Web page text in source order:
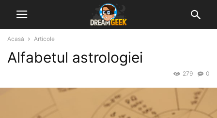
Acasă Articole
Alfabetul astrologiei
0
279